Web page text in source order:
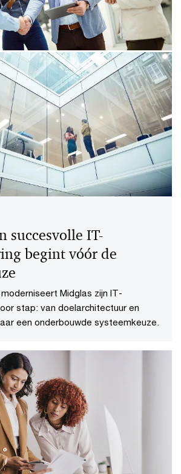
aan maatschappelijke waarde
M&A Deals
juni 2026
overzicht van belangrijke
en overnames in de retail-,
industrie in Europa.
succesvolle IT-
begint vóór de
Midglas zijn IT-
stap: van doelarchitectuur en
een onderbouwde systeemkeuze.